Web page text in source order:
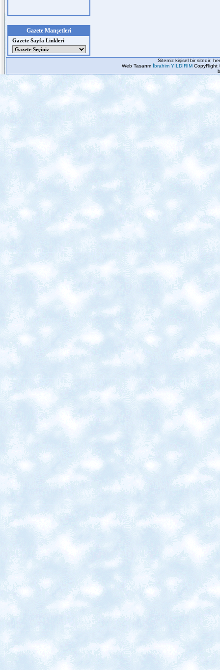
Gazete Manşetleri
Gazete Sayfa Linkleri
Sitemiz kişisel bir sitedir;
Web Tasarım İbrahim YILDIRIM CopyRight